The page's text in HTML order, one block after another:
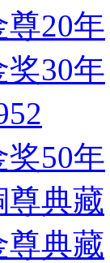
尊20年
奖30年
奖50年
尊典藏
尊典藏